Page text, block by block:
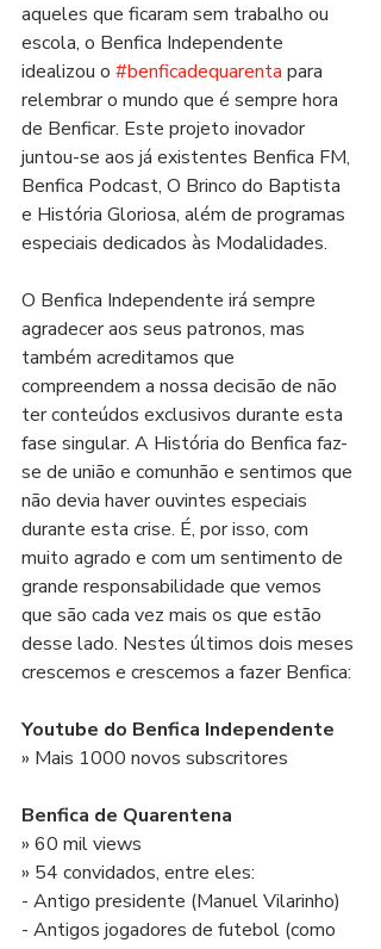
aqueles que ficaram sem trabalho ou
escola, o Benfica Independente
idealizou o #benficadequarenta para
relembrar o mundo que é sempre hora
de Benficar. Este projeto inovador
juntou-se aos já existentes Benfica FM,
Benfica Podcast, O Brinco do Baptista
e História Gloriosa, além de programas
especiais dedicados às Modalidades.
O Benfica Independente irá sempre
agradecer aos seus patronos, mas
também acreditamos que
compreendem a nossa decisão de não
ter conteúdos exclusivos durante esta
fase singular. A História do Benfica faz-
se de união e comunhão e sentimos que
não devia haver ouvintes especiais
durante esta crise. É, por isso, com
muito agrado e com um sentimento de
grande responsabilidade que vemos
que são cada vez mais os que estão
desse lado. Nestes últimos dois meses
crescemos e crescemos a fazer Benfica:
Youtube do Benfica Independente
» Mais 1000 novos subscritores
Benfica de Quarentena
» 60 mil views
» 54 convidados, entre eles:
- Antigo presidente (Manuel Vilarinho)
- Antigos jogadores de futebol (como